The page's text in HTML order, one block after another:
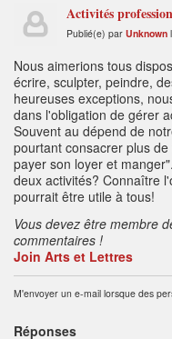
Activités
Publié(e) par Unknown
Nous aimerions tous
écrire, sculpter, peindre,
heureuses exceptions,
dans l'obligation de gérer
Souvent au dépend de
pourtant consacrer plus
payer son loyer et
deux activités? Connaître
pourrait être utile à tous!
Vous devez être membre
commentaires !
Join Arts et Lettres
M'envoyer un e-mail lorsque des
Réponses